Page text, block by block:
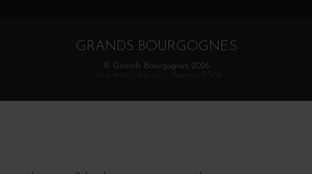
GRANDS BOURGOGNES
© Grands Bourgognes 2026
Agence BWA